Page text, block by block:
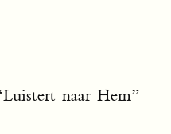
naar Hem”